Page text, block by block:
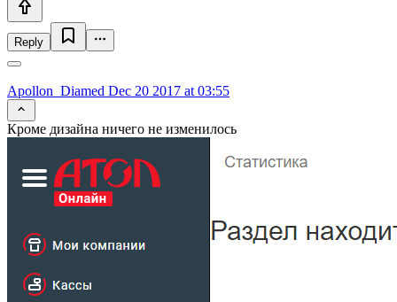
Reply
Apollon_Diamed Dec 20 2017 at 03:55
Кроме дизайна ничего не изменилось